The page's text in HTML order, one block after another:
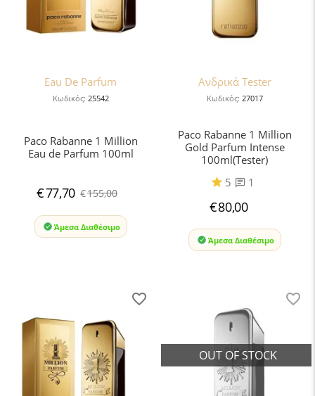
Eau De Parfum
Κωδικός: 25542
Paco Rabanne 1 Million
Eau de Parfum 100ml
€155,00
€77,70
Άμεσα Διαθέσιμο
Ανδρικά Tester
Κωδικός: 27017
Paco Rabanne 1 Million
Gold Parfum Intense
100ml(Tester)
5
1
€80,00
Άμεσα Διαθέσιμο